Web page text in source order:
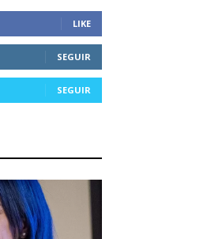
LIKE
SEGUIR
SEGUIR